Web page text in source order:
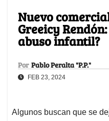
Nuevo
Greeicy
abuso infantil?
Por Pablo Peralta "P.P."
FEB 23, 2024
Algunos buscan que se